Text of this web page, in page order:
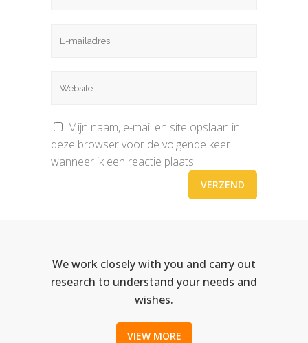
Mijn naam, e-mail en site opslaan in
deze browser voor de volgende keer
wanneer ik een reactie plaats.
We work closely with you and carry out
research to understand your needs and
wishes.
VIEW MORE